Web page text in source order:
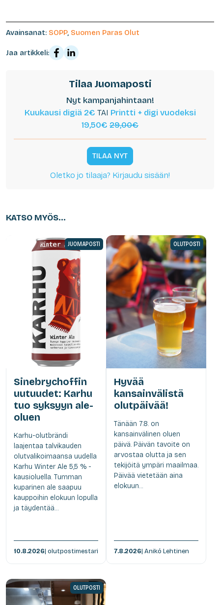
Avainsanat: SOPP, Suomen Paras Olut
Jaa artikkeli:
Tilaa Juomaposti
Nyt kampanjahintaan!
Kuukausi digiä 2€ TAI Printti + digi vuodeksi
19,50€ 29,00€
TILAA NYT
Oletko jo tilaaja? Kirjaudu sisään!
KATSO MYÖS...
JUOMAPOSTI
Sinebrychoffin
uutuudet: Karhu
tuo syksyyn ale-
oluen
Karhu-olutbrändi
laajentaa talvikauden
olutvalikoimaansa uudella
Karhu Winter Ale 5,5 % -
kausioluella. Tumman
kuparinen ale saapuu
kauppoihin elokuun lopulla
ja täydentää...
10.8.2026| olutpostimestari
OLUTPOSTI
Hyvää
kansainvälistä
olutpäivää!
Tänään 7.8. on
kansainvälinen oluen
päivä. Päivän tavoite on
arvostaa olutta ja sen
tekijöitä ympäri maailmaa.
Päivää vietetään aina
elokuun...
7.8.2026| Anikó Lehtinen
OLUTPOSTI